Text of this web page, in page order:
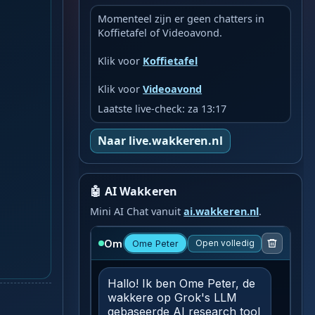
Momenteel zijn er geen chatters in
Koffietafel of Videoavond.
Klik voor Koffietafel
Klik voorVideoavond
Laatste live-check: za 13:17
Naar live.wakkeren.nl
🤖 AI Wakkeren
Mini AI Chat vanuitai.wakkeren.nl.